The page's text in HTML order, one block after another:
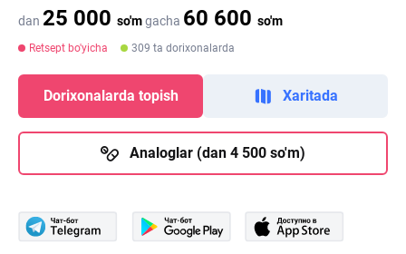
dan 25 000 so'mgacha 60 600 so'm
Retsept bo'yicha 309 ta dorixonalarda
Dorixonalarda topish Xaritada
Analoglar (dan 4 500 so'm)